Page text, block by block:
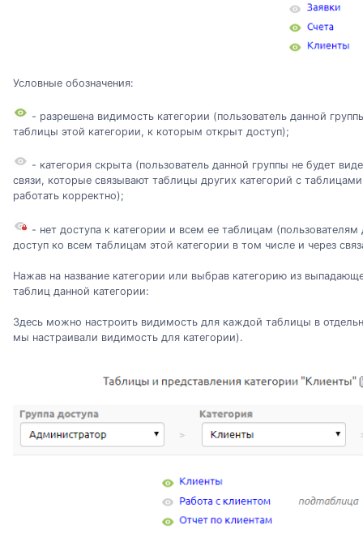
Условные обозначения:
- разрешена видимость категории (пользователь данной
таблицы этой категории, к которым открыт доступ);
- категория скрыта (пользователь данной группы не будет
связи, которые связывают таблицы других категорий с
работать корректно);
- нет доступа к категории и всем ее таблицам
доступ ко всем таблицам этой категории в том числе и через
Нажав на название категории или выбрав категорию из
таблиц данной категории:
Здесь можно настроить видимость для каждой таблицы в
мы настраивали видимость для категории).